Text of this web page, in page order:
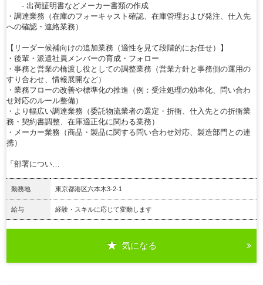
- 出荷証明書などメーカー書類の作成
・調達業務（在庫のフォーキャスト確認、在庫管理および発注、仕入先
への確認・連絡業務）
【リーダー候補向けの追加業務（適性を見て段階的にお任せ）】
・後輩・派遣社員メンバーの育成・フォロー
・事務と営業の橋渡し役としての調整業務（営業方針と事務側の運用の
すり合わせ、情報展開など）
・業務フローの改善や標準化の推進（例：受注処理の効率化、問い合わ
せ対応のルール整備）
・より幅広い調達業務（委託物流業者の選定・折衝、仕入先との折衝業
務・契約書調整、在庫適正化に関わる業務）
・メーカー業務（商品・製品に関する問い合わせ対応、製造部門との連
携）
「部署につい…
勤務地 東京都港区六本木3-2-1
給与 経験・スキルに応じて変動します
気になる